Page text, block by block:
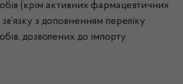
(крім активних фармацевтичних
зв’язку з доповненням переліку
дозволених до імпорту